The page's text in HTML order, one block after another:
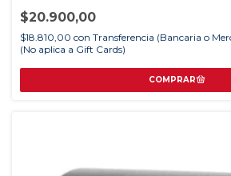
$20.900,00
$18.810,00 con Transferencia (Bancaria o
(No aplica a Gift Cards)